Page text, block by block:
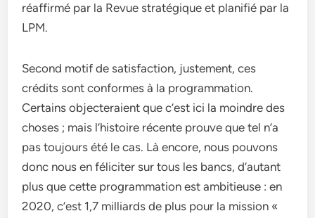
réaffirmé par la Revue stratégique et planifié par la
LPM.
Second motif de satisfaction, justement, ces
crédits sont conformes à la programmation.
Certains objecteraient que c’est ici la moindre des
choses ; mais l’histoire récente prouve que tel n’a
pas toujours été le cas. Là encore, nous pouvons
donc nous en féliciter sur tous les bancs, d’autant
plus que cette programmation est ambitieuse : en
2020, c’est 1,7 milliards de plus pour la mission «